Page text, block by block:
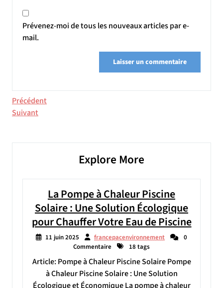
Prévenez-moi de tous les nouveaux articles par e-
mail.
Navigation
de
Article
précédent
Précédent
Article
Suivant
Explore More
La Pompe à Chaleur Piscine
Solaire : Une Solution Écologique
pour Chauffer Votre Eau de Piscine
11 juin 2025 francepacenvironnement
0
Commentaire
18 tags
Article: Pompe à Chaleur Piscine Solaire Pompe
à Chaleur Piscine Solaire : Une Solution
Écologique et Économique La pompe à chaleur